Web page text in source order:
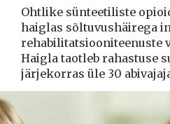
Ohtlike sünteetiliste
haiglas sõltuvushäirega
rehabilitatsiooniteenuste
Haigla taotleb rahastuse
järjekorras üle 30